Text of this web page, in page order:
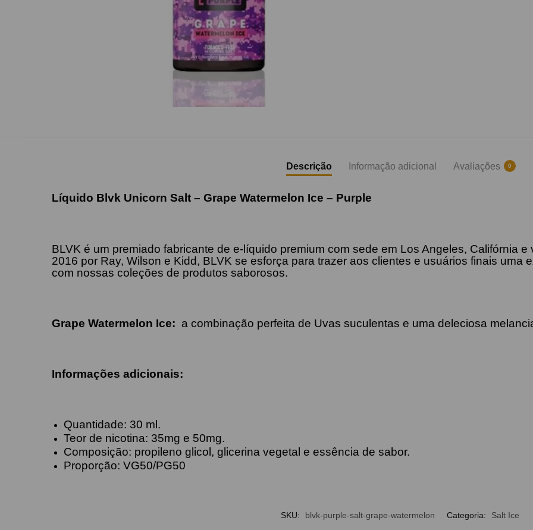
Descrição Informação adicional Avaliações 0
Líquido Blvk Unicorn Salt – Grape Watermelon Ice – Purple
BLVK é um premiado fabricante de e-líquido premium com sede em Los Angeles, Califórnia
2016 por Ray, Wilson e Kidd, BLVK se esforça para trazer aos clientes e usuários finais uma
com nossas coleções de produtos saborosos.
Grape Watermelon Ice: a combinação perfeita de Uvas suculentas e uma deleciosa
Informações adicionais:
Quantidade: 30 ml.
Teor de nicotina: 35mg e 50mg.
Composição: propileno glicol, glicerina vegetal e essência de sabor.
Proporção: VG50/PG50
SKU: blvk-purple-salt-grape-watermelon Categoria: Salt Ice